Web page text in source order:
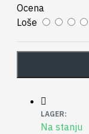
Ocena
Loše
LAGER:
Na stanju